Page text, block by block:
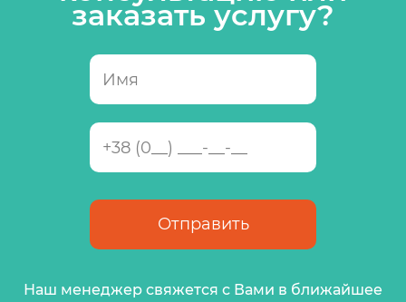
заказать услугу?
Наш менеджер свяжется с Вами в ближайшее